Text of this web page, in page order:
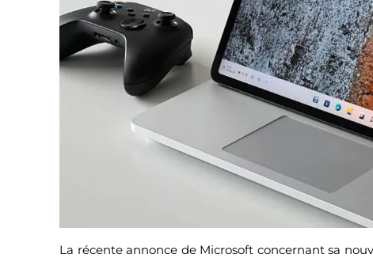
La récente annonce de Microsoft concernant sa